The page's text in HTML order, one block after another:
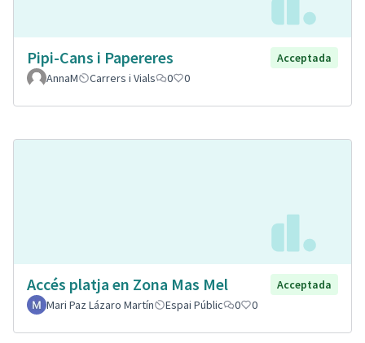
Pipi-Cans i Papereres
Acceptada
AnnaM
Carrers i Vials 0 0
Accés platja en Zona Mas Mel
Acceptada
Mari Paz Lázaro Martín
Espai Públic 0 0